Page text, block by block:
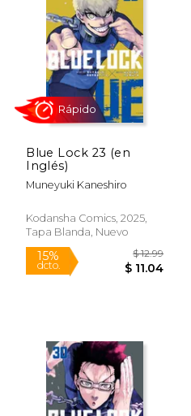
$ 11.04
Rápido
Blue Lock 23 (en
Inglés)
Muneyuki Kaneshiro
Kodansha Comics, 2025,
Tapa Blanda, Nuevo